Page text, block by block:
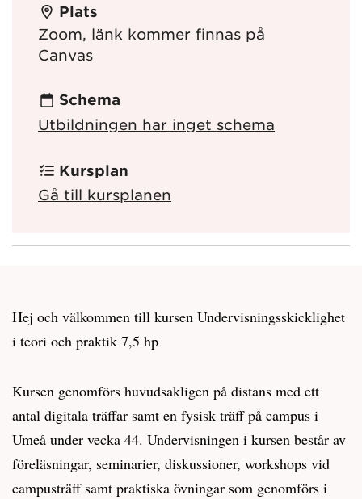
Plats
Zoom, länk kommer finnas på
Canvas
Schema
Utbildningen har inget schema
Kursplan
Gå till kursplanen
Hej och välkommen till kursen Undervisningsskicklighet
i teori och praktik 7,5 hp
Kursen genomförs huvudsakligen på distans med ett
antal digitala träffar samt en fysisk träff på campus i
Umeå under vecka 44. Undervisningen i kursen består av
föreläsningar, seminarier, diskussioner, workshops vid
campusträff samt praktiska övningar som genomförs i